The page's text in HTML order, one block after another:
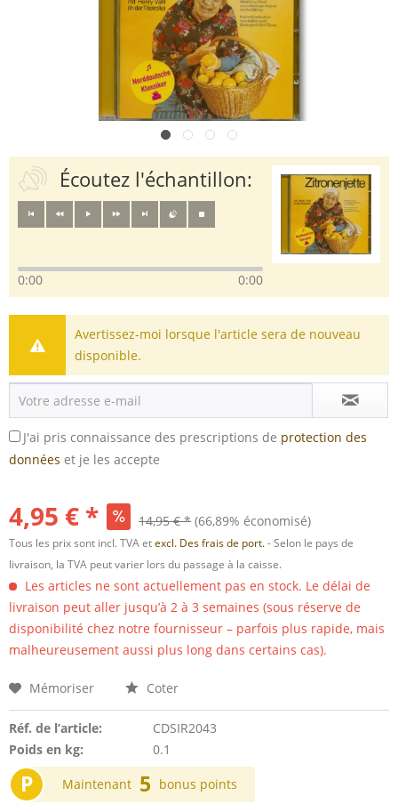
Écoutez l'échantillon:
0:00 0:00
Avertissez-moi lorsque l'article sera de nouveau
disponible.
J'ai pris connaissance des prescriptions de protection des
données et je les accepte
4,95 € * 14,95 € * (66,89% économisé)
Tous les prix sont incl. TVA etexcl. Des frais de port.- Selon le pays de
livraison, la TVA peut varier lors du passage à la caisse.
Les articles ne sont actuellement pas en stock. Le délai de
livraison peut aller jusqu’à 2 à 3 semaines (sous réserve de
disponibilité chez notre fournisseur – parfois plus rapide, mais
malheureusement aussi plus long dans certains cas).
Mémoriser Coter
Réf. de l’article:
CDSIR2043
Poids en kg:
0.1
P Maintenant 5 bonus points